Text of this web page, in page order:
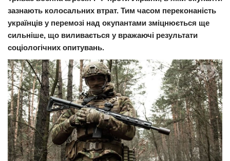
Прикарпаття
Економіка
Політика
Світ
Цікаво
Наука
Технології
зазнають колосальних втрат. Тим часом переконаність
українців у перемозі над окупантами зміцнюється ще
сильніше, що виливається у вражаючі результати
соціологічних опитувань.